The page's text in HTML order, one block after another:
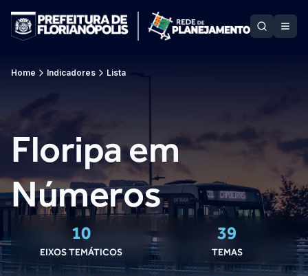
Home Indicadores Lista
Floripa em
Números
10
EIXOS TEMÁTICOS
39
TEMAS